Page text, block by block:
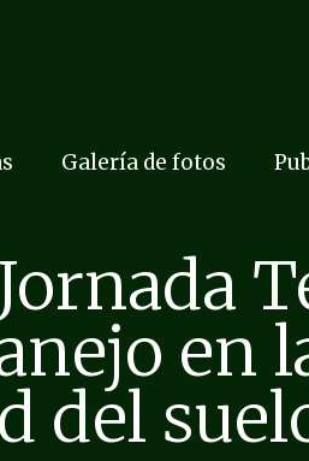
Galería de fotos
en
del